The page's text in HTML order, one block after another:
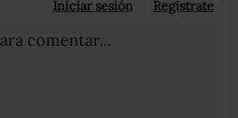
Iniciar sesión Registrate
comentar...